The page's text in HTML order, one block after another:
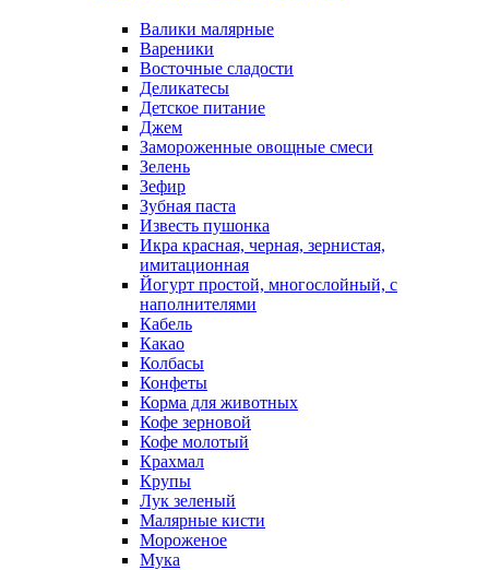
Валики малярные
Вареники
Восточные сладости
Деликатесы
Детское питание
Джем
Замороженные овощные смеси
Зелень
Зефир
Зубная паста
Известь пушонка
Икра красная, черная, зернистая,
имитационная
Йогурт простой, многослойный, с
наполнителями
Кабель
Какао
Колбасы
Конфеты
Корма для животных
Кофе зерновой
Кофе молотый
Крахмал
Крупы
Лук зеленый
Малярные кисти
Мороженое
Мука